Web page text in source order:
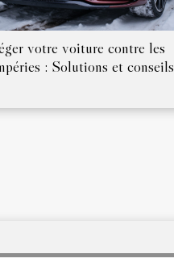
votre voiture contre les
: Solutions et conseils